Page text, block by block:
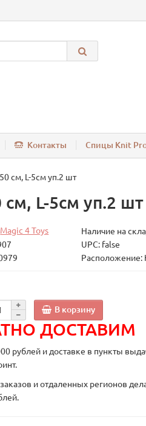
Контакты Спицы Knit
см, L-5см уп.2 шт
L-5см уп.2 шт
Magic 4 Toys
Наличие на
UPC: false
Расположение:
В корзину
ДОСТАВИМ
рублей и доставке в пункты
и отдаленных регионов